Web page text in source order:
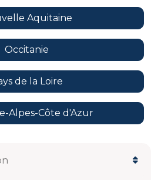
Aquitaine
Occitanie
de la Loire
Alpes-Côte d'Azur